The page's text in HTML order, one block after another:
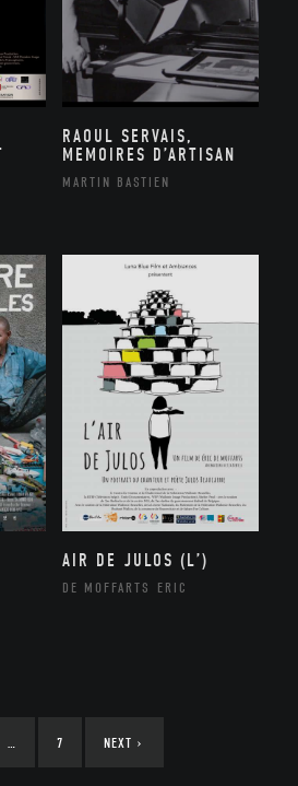
RAOUL SERVAIS,
MEMOIRES D’ARTISAN
MARTIN BASTIEN
AIR DE JULOS (L’)
DE MOFFARTS ERIC
… 7 NEXT ›